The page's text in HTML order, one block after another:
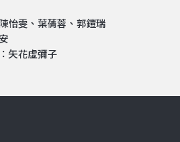
怡雯、葉蒨蓉、郭鎧瑞
矢花虛彌子